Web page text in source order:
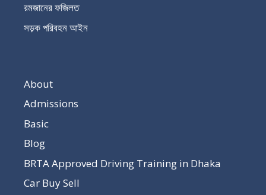
রমজানের ফজিলত
সড়ক পরিবহন আইন
About
Admissions
Basic
Blog
BRTA Approved Driving Training in Dhaka
Car Buy Sell